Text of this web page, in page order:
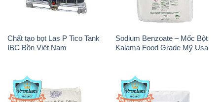
Chất tạo bọt Las P Tico Tank
IBC Bồn Việt Nam
Sodium Benzoate – Mốc Bột
Kalama Food Grade Mỹ Usa